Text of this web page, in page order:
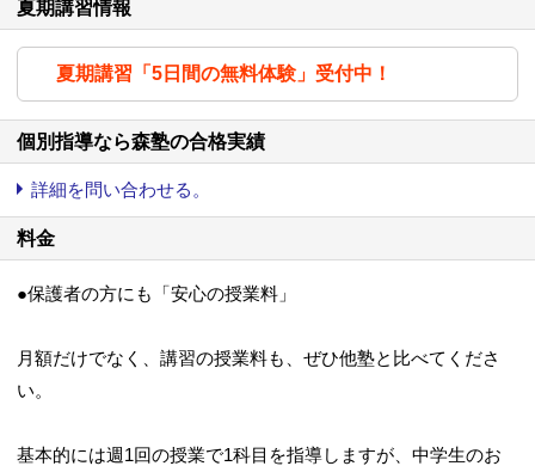
夏期講習情報
夏期講習「5日間の無料体験」受付中！
個別指導なら森塾の合格実績
詳細を問い合わせる。
料金
●保護者の方にも「安心の授業料」
月額だけでなく、講習の授業料も、ぜひ他塾と比べてくださ
い。
基本的には週1回の授業で1科目を指導しますが、中学生のお